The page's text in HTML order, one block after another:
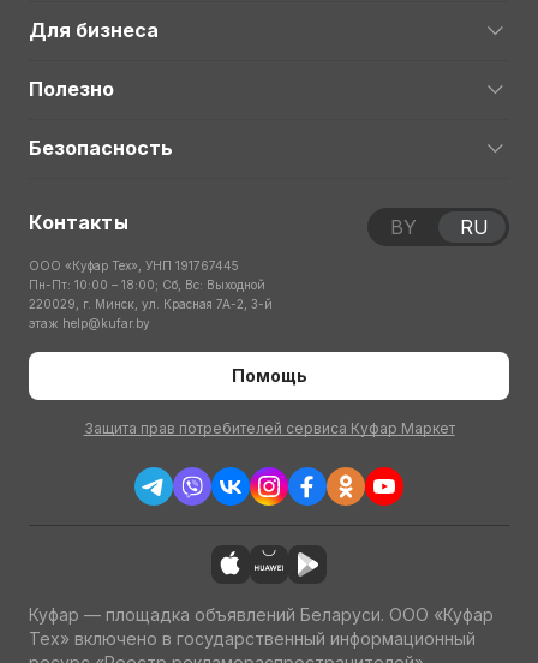
Для бизнеса
Полезно
Безопасность
Контакты
ООО «Куфар Тех», УНП 191767445
Пн-Пт: 10:00 – 18:00; Сб, Вс: Выходной
220029, г. Минск, ул. Красная 7А-2, 3-й
этаж help@kufar.by
Помощь
Защита прав потребителей сервиса Куфар Маркет
BY RU
Куфар — площадка объявлений Беларуси. ООО «Куфар
Тех» включено в государственный информационный